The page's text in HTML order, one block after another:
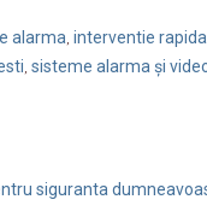
alarma, interventie rapida
, sisteme alarma și
siguranta